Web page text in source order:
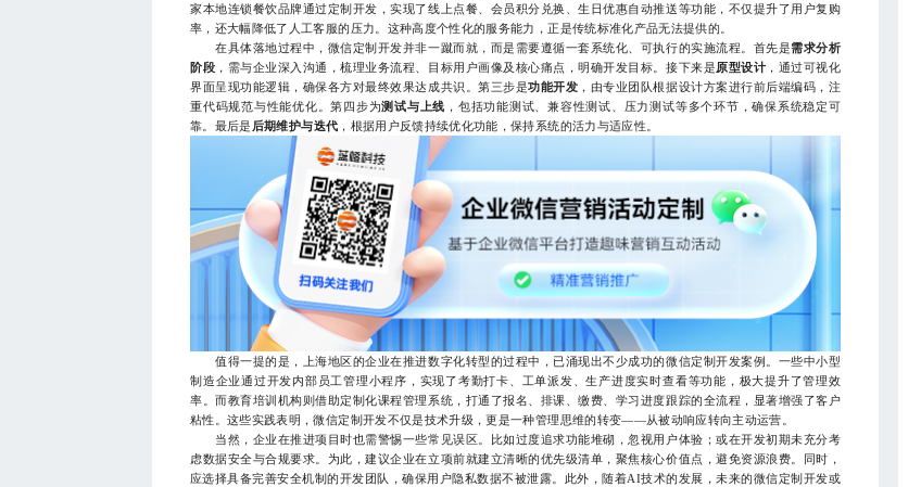
家本地连锁餐饮品牌通过定制开发，实现了线上点餐、会员积分兑换、生日优惠自动推送等功能，不仅提升了用户复购
率，还大幅降低了人工客服的压力。这种高度个性化的服务能力，正是传统标准化产品无法提供的。
在具体落地过程中，微信定制开发并非一蹴而就，而是需要遵循一套系统化、可执行的实施流程。首先是需求分析
阶段 ，需与企业深入沟通，梳理业务流程、目标用户画像及核心痛点，明确开发目标。接下来是原型设计 ，通过可视化
界面呈现功能逻辑，确保各方对最终效果达成共识。第三步是功能开发 ，由专业团队根据设计方案进行前后端编码，注
重代码规范与性能优化。第四步为测试与上线 ，包括功能测试、兼容性测试、压力测试等多个环节，确保系统稳定可
靠。最后是 后期维护与迭代 ，根据用户反馈持续优化功能，保持系统的活力与适应性。
值得一提的是，上海地区的企业在推进数字化转型的过程中，已涌现出不少成功的微信定制开发案例。一些中小型
制造企业通过开发内部员工管理小程序，实现了考勤打卡、工单派发、生产进度实时查看等功能，极大提升了管理效
率。而教育培训机构则借助定制化课程管理系统，打通了报名、排课、缴费、学习进度跟踪的全流程，显著增强了客户
粘性。这些实践表明，微信定制开发不仅是技术升级，更是一种管理思维的转变——从被动响应转向主动运营。
当然，企业在推进项目时也需警惕一些常见误区。比如过度追求功能堆砌，忽视用户体验；或在开发初期未充分考
虑数据安全与合规要求。为此，建议企业在立项前就建立清晰的优先级清单，聚焦核心价值点，避免资源浪费。同时，
应选择具备完善安全机制的开发团队，确保用户隐私数据不被泄露。此外，随着AI技术的发展，未来的微信定制开发或